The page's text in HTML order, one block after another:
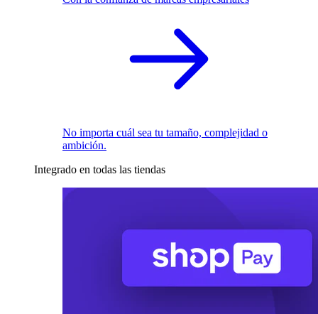
No importa cuál sea tu tamaño, complejidad o
ambición.
Integrado en todas las tiendas